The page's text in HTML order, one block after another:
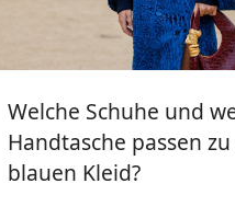
Welche Schuhe und
Handtasche passen
blauen Kleid?